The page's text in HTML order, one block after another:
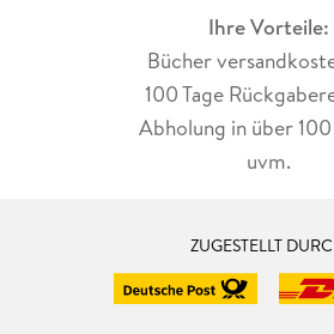
Ihre Vorteile:
Bücher
100 Tage
Abholung in über
uvm.
ZUGESTELLT